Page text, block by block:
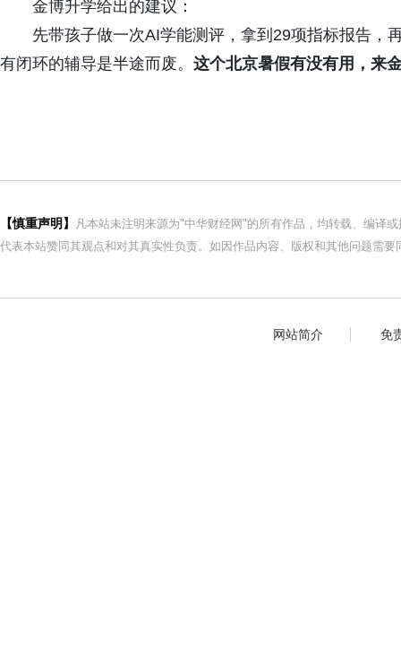
金博升学给出的建议：
先带孩子做一次AI学能测评，拿到29项指标报告，
有闭环的辅导是半途而废。 这个北京暑假有没有用，来
【慎重声明】
凡本站未注明来源为"中华财经网"的所有作品，均转载、编译
代表本站赞同其观点和对其真实性负责。如因作品内容、版权和其他问题需
网站简介 免